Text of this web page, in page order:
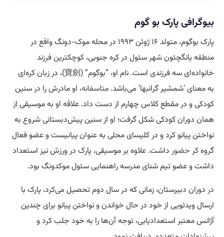
بیوگرافی پارک بو گوم
پارک بوگوم، متولد ۱۶ ژوئن ۱۹۹۳ در محله موک-دونگ واقع در
منطقه یانگچئون شهر سئول در کره جنوبی، کوچکترین فرزند
خانواده‌ای سه فرزندی است. نام او، “بوگوم” (寶劍)، در زبان کره‌ای
به معنای ‘شمشیر گرانبها’ می‌باشد. متاسفانه، او مادرش را در سنین
کودکی و در مقطع کلاس چهارم از دست داد. علاقه او به موسیقی از
همان دوران کودکی شکل گرفت؛ او از سنین پیش‌دبستانی شروع به
نواختن پیانو کرد و در کلیسای محلی به عنوان پیانیست و عضو فعال
گروه کر حضور داشت. علاوه بر موسیقی، پارک در ورزش نیز استعداد
داشت و عضو تیم شنای مدرسه راهنمایی سئول موکدونگ بود.
در دوران دبیرستان، زمانی که در سال دوم تحصیل می‌کرد، پارک با
ارسال ویدئویی از خود در حال خواندن و نواختن پیانو برای چندین
آژانس معتبر استعدادیابی، توجه آن‌ها را به خود جلب کرد و